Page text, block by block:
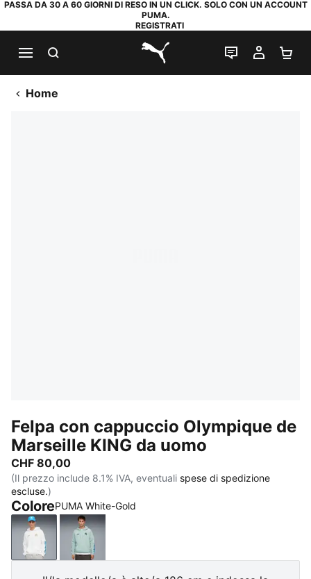
PASSA DA 30 A 60 GIORNI DI RESO IN UN CLICK. SOLO CON UN ACCOUNT
PUMA.
REGISTRATI
PUMA.com
CHAT IL MIO
Home
Felpa con cappuccio Olympique de
Marseille KING da uomo
CHF 80,00
(Il prezzo include 8.1% IVA, eventuali spese di spedizione
escluse.)
ColorePUMA White-Gold
PUMA White-GoldModern Mint-Luminous Blue